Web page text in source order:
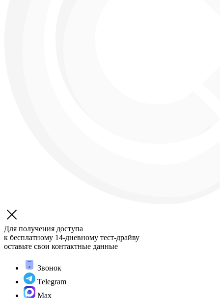
Для получения доступа
к бесплатному 14-дневному тест-драйву
оставьте свои контактные данные
Звонок
Telegram
Max